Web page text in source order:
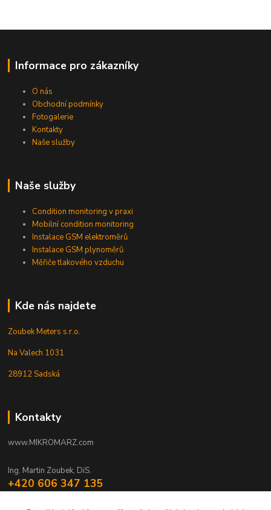
Informace pro zákazníky
O nás
Obchodní podmínky
Fotogalerie
Kontakty
Naše služby
Naše služby
Condition monitoring v praxi
Mobilní condition monitoring
Instalace GSM elektroměrů
Instalace GSM plynoměrů
Měřiče tlakového vzduchu
Kde nás najdete
Zoubek Meters s.r.o.
Na Valech 1031
28912 Sadská
Kontakty
www.MIKROMARZ.com
Ing. Martin Zoubek, DiS.
+420 606 347 135